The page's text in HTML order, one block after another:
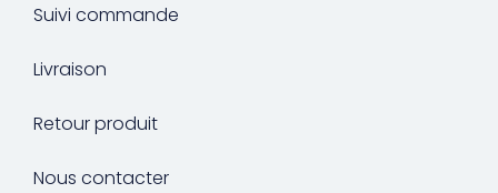
Suivi commande
Livraison
Retour produit
Nous contacter